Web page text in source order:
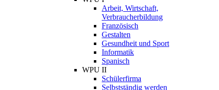
Arbeit, Wirtschaft,
Verbraucherbildung
Französisch
Gestalten
Gesundheit und Sport
Informatik
Spanisch
WPU II
Schülerfirma
Selbstständig werden